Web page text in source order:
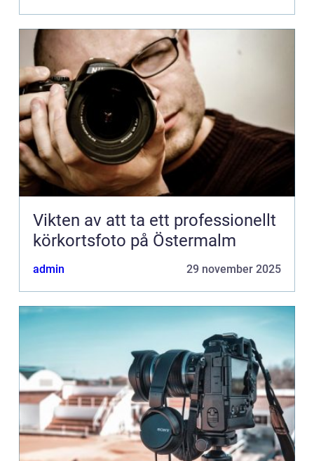
Vikten av att ta ett professionellt
körkortsfoto på Östermalm
admin 29 november 2025